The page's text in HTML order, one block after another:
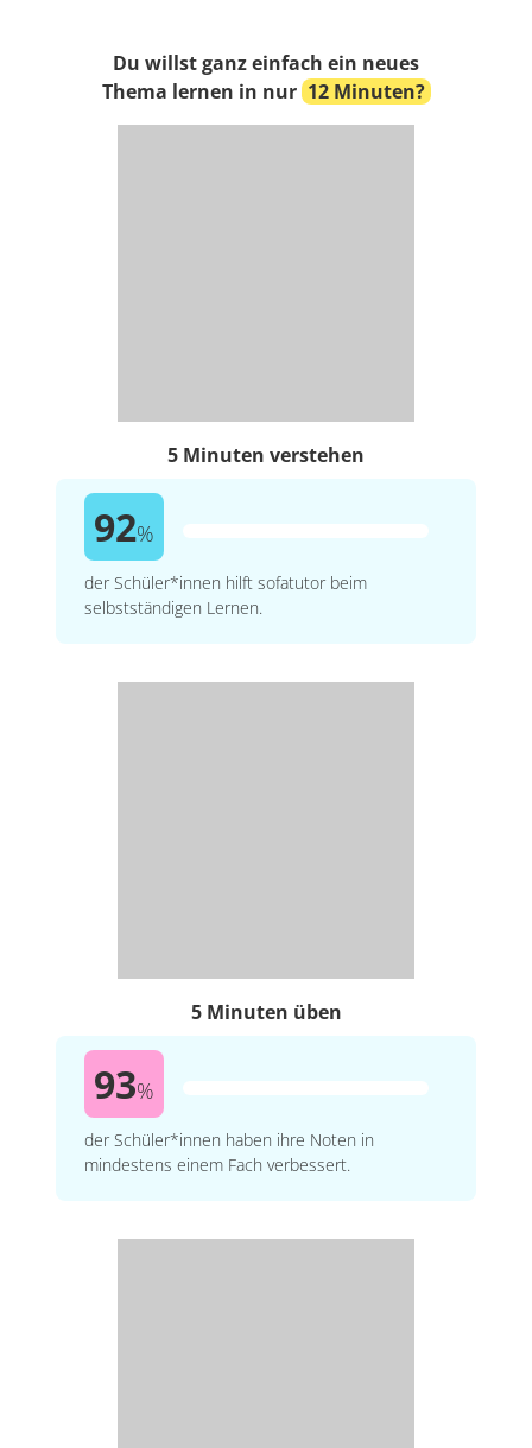
Du willst ganz einfach ein neues
Thema lernen in nur 12 Minuten?
5 Minuten verstehen
92%
der Schüler*innen hilft sofatutor beim
selbstständigen Lernen.
5 Minuten üben
93%
der Schüler*innen haben ihre Noten in
mindestens einem Fach verbessert.